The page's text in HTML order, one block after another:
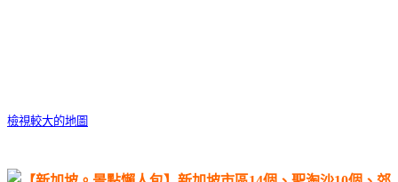
檢視較大的地圖